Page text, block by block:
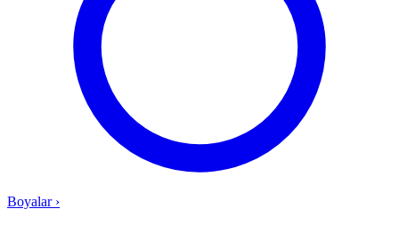
Boyalar ›